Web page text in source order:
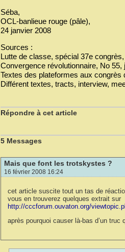
Séba,
OCL-banlieue rouge (pâle),
24 janvier 2008
Sources :
Lutte de classe, spécial 37e
Convergence révolutionnaire, No
Textes des plateformes aux congrès
Différent textes, tracts, interview,
Répondre à cet article
5 Messages
Mais que font les trotskystes ?
16 février 2008 16:24
cet article suscite tout un tas de
vous en trouverez quelques extrait sur
http://cccforum.ouvaton.org/
après pourquoi causer là-bas d’un